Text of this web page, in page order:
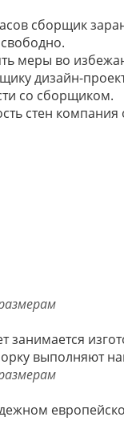
сборщик
меры во
дизайн-
со сборщиком.
стен
выполняют